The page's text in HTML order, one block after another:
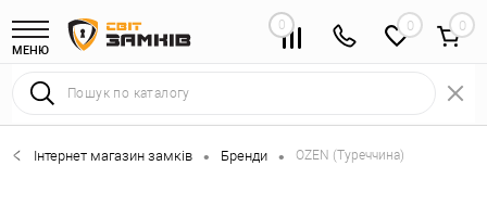
МЕНЮ
0 0
Інтернет магазин замків • Бренди • OZEN (Туреччина)